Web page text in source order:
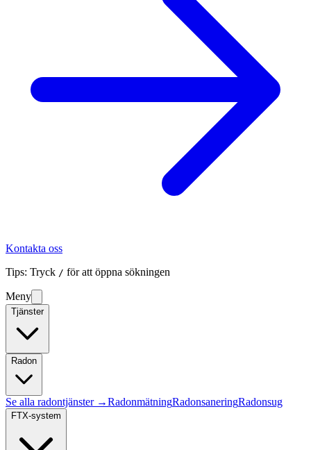
Kontakta oss
Tips: Tryck / för att öppna sökningen
Meny
Tjänster
Radon
Se alla radontjänster →RadonmätningRadonsaneringRadonsug
FTX-system